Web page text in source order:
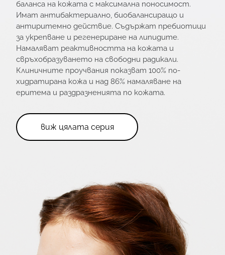
баланса на кожата с максимална поносимост.
Имат антибактериално, биобалансиращо и
антиритемно действие. Съдържат пребиотици
за укрепване и регенериране на липидите.
Намаляват реактивността на кожата и
свръхобразуването на свободни радикали.
Клиничните проучвания показват 100% по-
хидратирана кожа и над 86% намаляване на
еритема и раздразненията по кожата.
виж цялата серия